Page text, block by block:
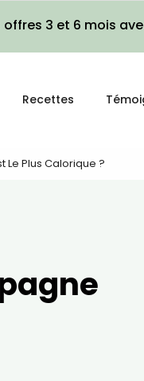
offres 3 et 6 mois
Recettes
Le Plus Calorique ?